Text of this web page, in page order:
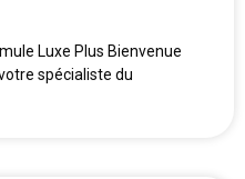
Luxe Plus Bienvenue
spécialiste du